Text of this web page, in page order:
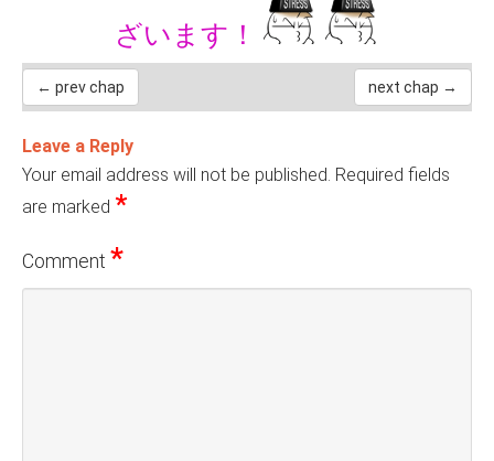
ざいます！
← prev chap next chap →
Leave a Reply
Your email address will not be published. Required fields
are marked *
Comment *